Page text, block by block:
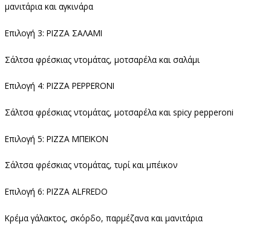
μανιτάρια και αγκινάρα
Επιλογή 3: PIZZA ΣΑΛΑΜΙ
Σάλτσα φρέσκιας ντομάτας, μοτσαρέλα και σαλάμι
Επιλογή 4: PIZZA PEPPERONI
Σάλτσα φρέσκιας ντομάτας, μοτσαρέλα και spicy pepperoni
Επιλογή 5: PIZZA ΜΠΕΙΚΟΝ
Σάλτσα φρέσκιας ντομάτας, τυρί και μπέικον
Επιλογή 6: PIZZA ALFREDO
Κρέμα γάλακτος, σκόρδο, παρμέζανα και μανιτάρια